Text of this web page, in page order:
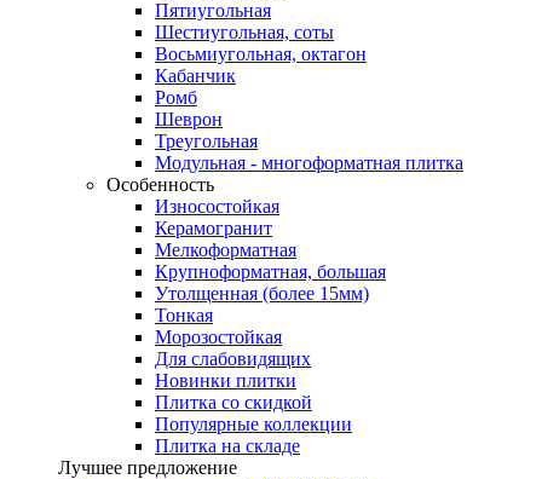
Пятиугольная
Шестиугольная, соты
Восьмиугольная, октагон
Кабанчик
Ромб
Шеврон
Треугольная
Модульная - многоформатная плитка
Особенность
Износостойкая
Керамогранит
Мелкоформатная
Крупноформатная, большая
Утолщенная (более 15мм)
Тонкая
Морозостойкая
Для слабовидящих
Новинки плитки
Плитка со скидкой
Популярные коллекции
Плитка на складе
Лучшее предложение